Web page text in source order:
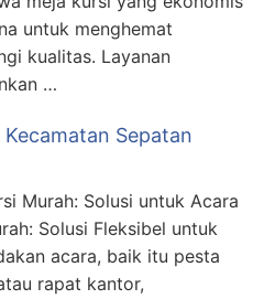
untuk menghemat
kualitas. Layanan
…
Sepatan
Murah: Solusi untuk Acara
Solusi Fleksibel untuk
acara, baik itu pesta
rapat kantor,